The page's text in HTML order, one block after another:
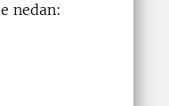
nedan: